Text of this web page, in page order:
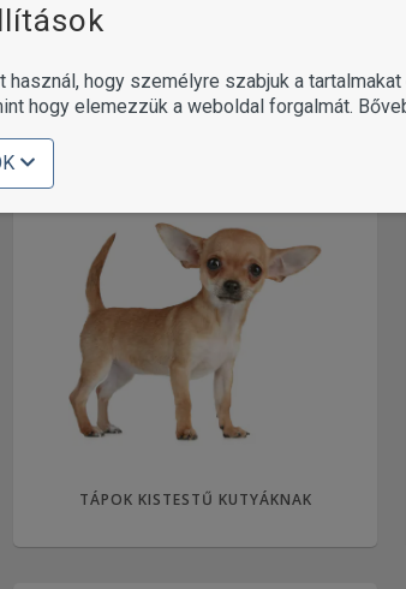
SZÁRAZ KUTYATÁP
TÁPOK KISTESTŰ KUTYÁKNAK
használ, hogy személyre szabjuk a
hogy elemezzük a weboldal forgalmát.